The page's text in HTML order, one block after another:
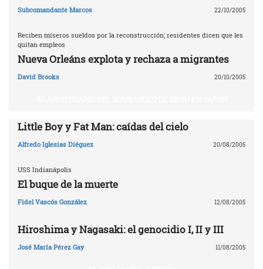
Subcomandante Marcos 22/10/2005
Reciben míseros sueldos por la reconstrucción; residentes dicen que les
quitan empleos
Nueva Orleáns explota y rechaza a migrantes
David Brooks 20/10/2005
Little Boy y Fat Man: caídas del cielo
Alfredo Iglesias Diéguez 20/08/2005
USS Indianápolis
El buque de la muerte
Fidel Vascós González 12/08/2005
Hiroshima y Nagasaki: el genocidio I, II y III
José María Pérez Gay 11/08/2005